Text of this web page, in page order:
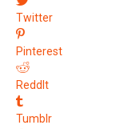
Twitter
Pinterest
ReddIt
Tumblr